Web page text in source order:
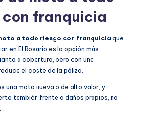
con franquicia
a todo riesgo con franquicia que
en El Rosario es la opción más
a cobertura, pero con una
el coste de la póliza.
una moto nueva o de alto valor, y
también frente a daños propios, no